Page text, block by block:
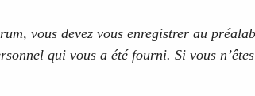
vous devez vous enregistrer au
qui vous a été fourni. Si vous